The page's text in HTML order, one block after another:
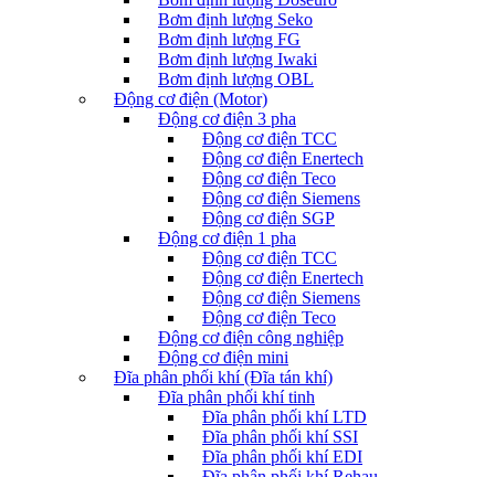
Bơm định lượng Seko
Bơm định lượng FG
Bơm định lượng Iwaki
Bơm định lượng OBL
Động cơ điện (Motor)
Động cơ điện 3 pha
Động cơ điện TCC
Động cơ điện Enertech
Động cơ điện Teco
Động cơ điện Siemens
Động cơ điện SGP
Động cơ điện 1 pha
Động cơ điện TCC
Động cơ điện Enertech
Động cơ điện Siemens
Động cơ điện Teco
Động cơ điện công nghiệp
Động cơ điện mini
Đĩa phân phối khí (Đĩa tán khí)
Đĩa phân phối khí tinh
Đĩa phân phối khí LTD
Đĩa phân phối khí SSI
Đĩa phân phối khí EDI